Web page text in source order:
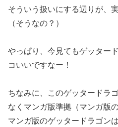
そういう扱いにする辺りが、
（そうなの？）
やっぱり、今見てもゲッター
コいいですなー！
ちなみに、このゲッタードラ
なくマンガ版準拠（マンガ版
マンガ版のゲッタードラゴン